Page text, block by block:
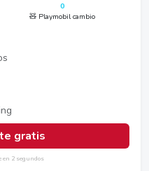
0
🧸 Playmobil cambio
gratis
en 2 segundos